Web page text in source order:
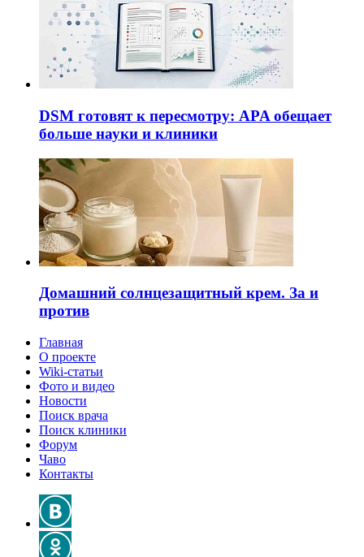
DSM готовят к пересмотру: APA обещает
больше науки и клиники
Домашний солнцезащитный крем. За и
против
Главная
О проекте
Wiki-статьи
Фото и видео
Новости
Поиск врача
Поиск клиники
Форум
Чаво
Контакты